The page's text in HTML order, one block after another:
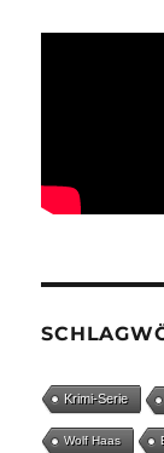
Krimi-Serie
Wolf Haas